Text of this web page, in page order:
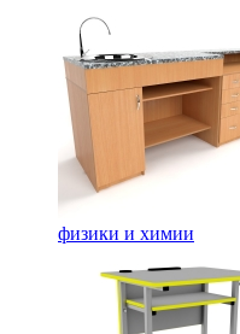
физики и химии